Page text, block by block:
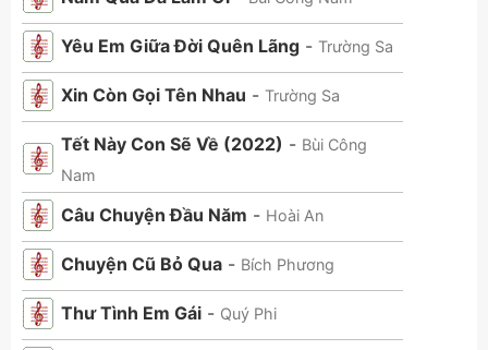
Yêu Em Giữa Đời Quên Lãng - Trường Sa
Xin Còn Gọi Tên Nhau - Trường Sa
Tết Này Con Sẽ Về (2022) - Bùi Công
Nam
Câu Chuyện Đầu Năm - Hoài An
Chuyện Cũ Bỏ Qua - Bích Phương
Thư Tình Em Gái - Quý Phi